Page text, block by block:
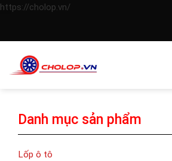
https://cholop.vn/Skip
Danh mục sản phẩm
Lốp ô tô